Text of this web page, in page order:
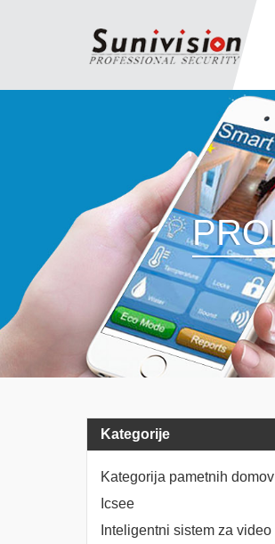
Kategorije
Kategorija pametnih domov
Icsee
Inteligentni sistem za video